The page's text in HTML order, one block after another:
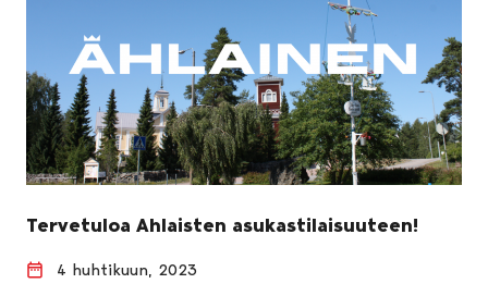
Tervetuloa Ahlaisten asukastilaisuuteen!
4 huhtikuun, 2023